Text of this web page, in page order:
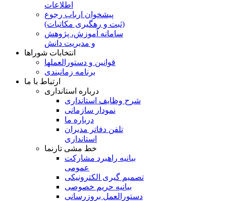
اطلاعات
پیشخوان ارباب رجوع
(ثبت و رهگیری مکاتبات)
سامانه آموزش، پژوهش
و مدیریت دانش
انتخابات شوراها
قوانین و دستورالعملها
برنامه زمانبندی
ارتباط با ما
درباره استانداری
شرح وظایف استانداری
نمودار سازمانی
درباره ما
تلفن دفاتر مدیران
استانداری
خط مشی تارنما
بیانیه راهبرد مشارکت
عمومی
تصمیم گیری الکترونیکی
بیانیه حریم خصوصی
دستورالعمل بروزرسانی